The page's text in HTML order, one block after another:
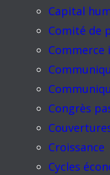
Capital
Comité de
Congrès
Croissance
Cycles